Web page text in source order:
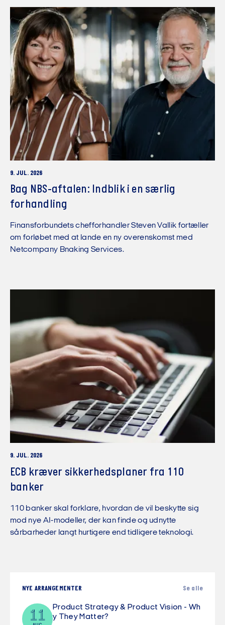
9. JUL. 2026
Bag NBS-aftalen: Indblik i en særlig
forhandling
Finansforbundets chefforhandler Steven Vallik fortæller
om forløbet med at lande en ny overenskomst med
Netcompany Bnaking Services.
9. JUL. 2026
ECB kræver sikkerhedsplaner fra 110
banker
110 banker skal forklare, hvordan de vil beskytte sig
mod nye AI-modeller, der kan finde og udnytte
sårbarheder langt hurtigere end tidligere teknologi.
NYE ARRANGEMENTER Se alle
11
Product Strategy & Product Vision - Wh
y They Matter?